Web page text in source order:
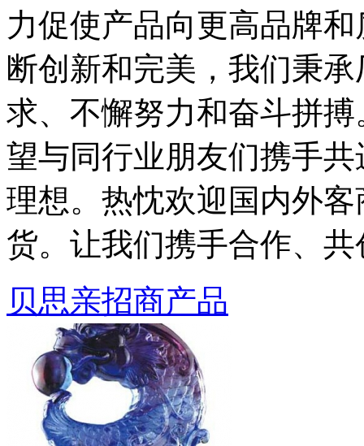
力促使产品向更高品牌
断创新和完美，我们秉
求、不懈努力和奋斗拼
望与同行业朋友们携手
理想。热忱欢迎国内外
货。让我们携手合作、
贝思亲招商产品